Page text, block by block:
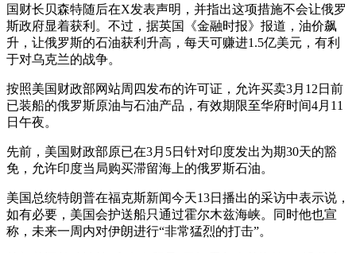
国财长贝森特随后在X发表声明，并指出这项措施不会让俄罗
斯政府显着获利。不过，据英国《金融时报》报道，油价飙
升，让俄罗斯的石油获利升高，每天可赚进1.5亿美元，有利
于对乌克兰的战争。
按照美国财政部网站周四发布的许可证，允许买卖3月12日前
已装船的俄罗斯原油与石油产品，有效期限至华府时间4月11
日午夜。
先前，美国财政部原已在3月5日针对印度发出为期30天的豁
免，允许印度当局购买滞留海上的俄罗斯石油。
美国总统特朗普在福克斯新闻今天13日播出的采访中表示说，
如有必要，美国会护送船只通过霍尔木兹海峡。同时他也宣
称，未来一周内对伊朗进行“非常猛烈的打击”。